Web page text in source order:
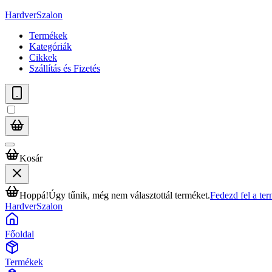
HardverSzalon
Termékek
Kategóriák
Cikkek
Szállítás és Fizetés
Kosár
Hoppá!Úgy tűnik, még nem választottál terméket.Fedezd fel a
HardverSzalon
Főoldal
Termékek